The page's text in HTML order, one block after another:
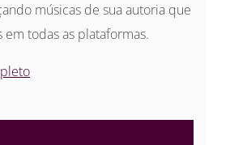
músicas de sua autoria que
em todas as plataformas.